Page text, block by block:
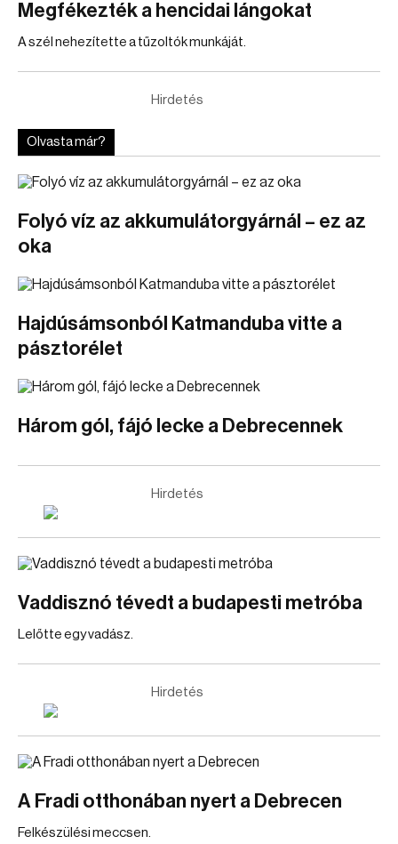
Megfékezték a hencidai lángokat
A szél nehezítette a tűzoltók munkáját.
Hirdetés
Olvasta már?
Folyó víz az akkumulátorgyárnál – ez az
oka
Hajdúsámsonból Katmanduba vitte a
pásztorélet
Három gól, fájó lecke a Debrecennek
Hirdetés
Vaddisznó tévedt a budapesti metróba
Lelőtte egy vadász.
Hirdetés
A Fradi otthonában nyert a Debrecen
Felkészülési meccsen.